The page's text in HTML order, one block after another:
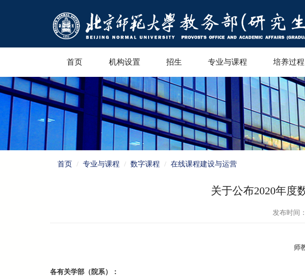
首页 机构设置 招生 专业与课程 培养过程
首页 专业与课程 数字课程 在线课程建设与运营
关于公布2020年度
发布时间
师
各有关学部（院系）：